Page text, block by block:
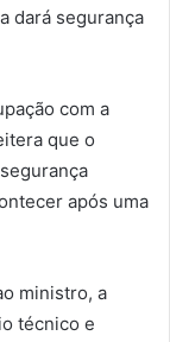
dará segurança
com a
que o
após uma
ministro, a
técnico e